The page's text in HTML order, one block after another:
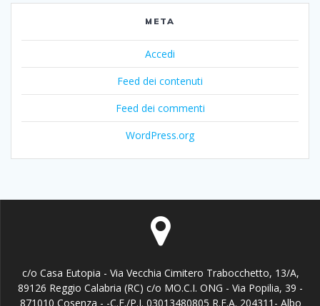
META
Accedi
Feed dei contenuti
Feed dei commenti
WordPress.org
c/o Casa Eutopia - Via Vecchia Cimitero Trabocchetto, 13/A,
89126 Reggio Calabria (RC) c/o MO.C.I. ONG - Via Popilia, 39 -
871010 Cosenza - -C.F./P.I. 03013480805 R.E.A. 204311- Albo